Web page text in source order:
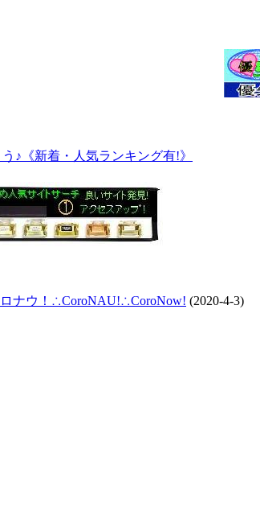
♪《新着・人気ランキング有!》
ナウ！∴CoroNAU!∴CoroNow! (2020-4-3)